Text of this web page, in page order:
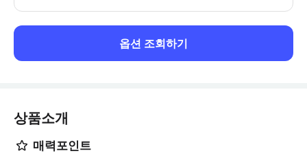
옵션 조회하기
상품소개
매력포인트